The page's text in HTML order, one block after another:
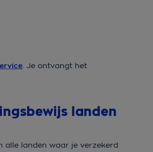
. Je ontvangt het
landen
alle landen waar je verzekerd